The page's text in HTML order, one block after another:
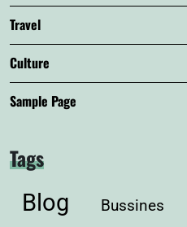
Travel
Culture
Sample Page
Tags
Blog Bussines